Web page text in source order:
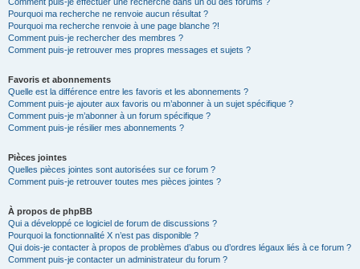
Pourquoi ma recherche ne renvoie aucun résultat ?
Pourquoi ma recherche renvoie à une page blanche ?!
Comment puis-je rechercher des membres ?
Comment puis-je retrouver mes propres messages et sujets ?
Favoris et abonnements
Quelle est la différence entre les favoris et les abonnements ?
Comment puis-je ajouter aux favoris ou m’abonner à un sujet spécifique ?
Comment puis-je m’abonner à un forum spécifique ?
Comment puis-je résilier mes abonnements ?
Pièces jointes
Quelles pièces jointes sont autorisées sur ce forum ?
Comment puis-je retrouver toutes mes pièces jointes ?
À propos de phpBB
Qui a développé ce logiciel de forum de discussions ?
Pourquoi la fonctionnalité X n’est pas disponible ?
Qui dois-je contacter à propos de problèmes d’abus ou d’ordres légaux liés à ce forum ?
Comment puis-je contacter un administrateur du forum ?